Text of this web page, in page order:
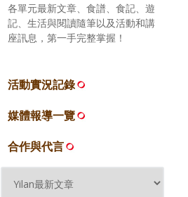
各單元最新文章、食譜、食記、遊
記、生活與閱讀隨筆以及活動和講
座訊息，第一手完整掌握！
活動實況記錄
媒體報導一覽
合作與代言